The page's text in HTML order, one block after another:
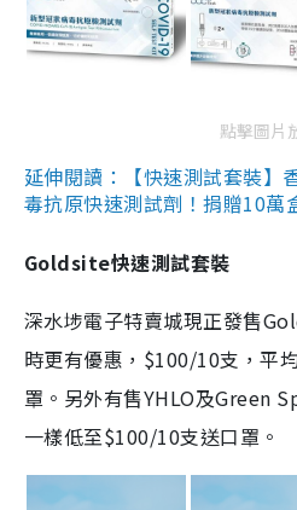
點擊圖片
延伸閱讀：【快速測試套裝】
毒抗原快速測試劑！捐贈10萬
Goldsite快速測試套裝
深水埗電子特賣城現正發售
時更有優惠，$100/10支，平
罩。另外有售YHLO及Green
一樣低至$100/10支送口罩。